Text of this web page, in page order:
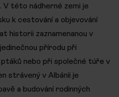
této nádherné zemi je
k cestování a objevování
historii zaznamenanou v
přírodu při
nebo při společné túře v
strávený v Albánii je
a budování rodinných